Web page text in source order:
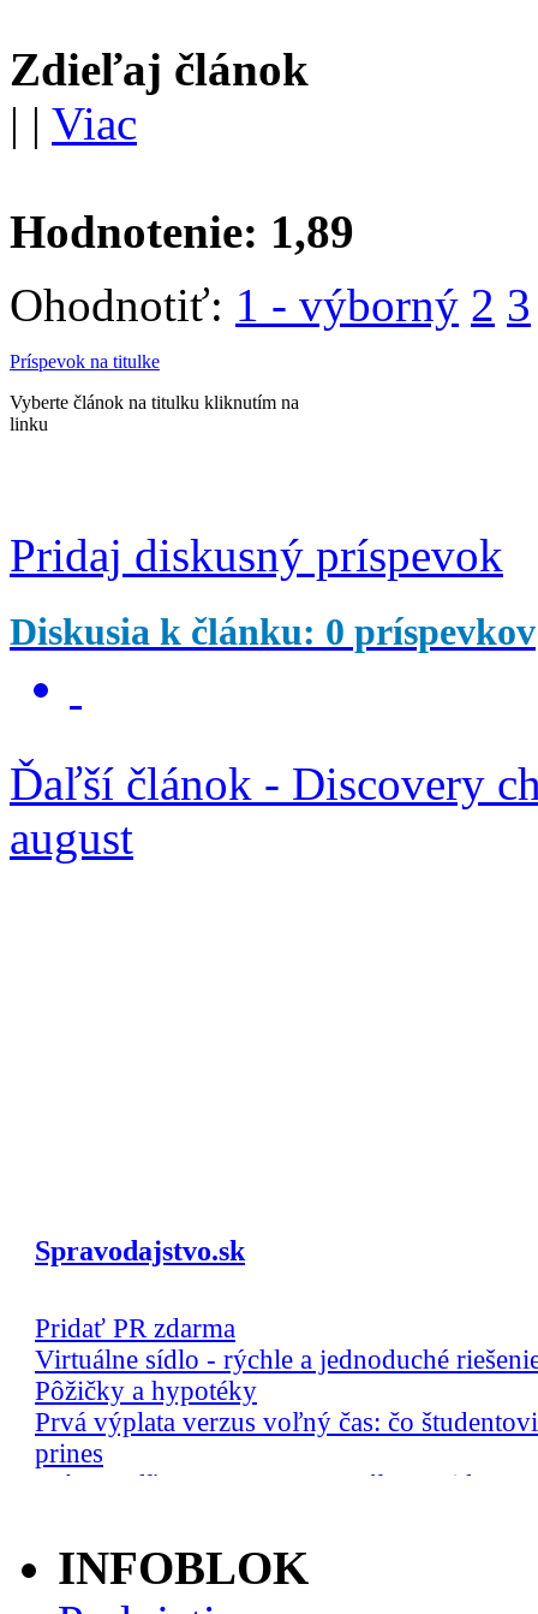
Zdieľaj článok
| | Viac
Hodnotenie: 1,89
Ohodnotiť: 1 - výborný 2 3
Príspevok na titulke
Vyberte článok na titulku kliknutím na
linku
Pridaj diskusný príspevok
Diskusia k článku: 0 príspevkov
Ďaľší článok - Discovery
august
INFOBLOK